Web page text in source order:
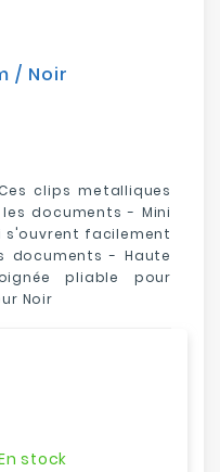
/ Noir
clips metalliques
documents - Mini
s'ouvrent facilement
documents - Haute
pliable pour
Noir
stock